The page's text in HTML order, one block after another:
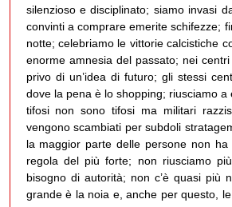
silenzioso e disciplinato; siamo invasi
convinti a comprare emerite schifezze;
notte; celebriamo le vittorie calcistiche
enorme amnesia del passato; nei
privo di un’idea di futuro; gli stessi
dove la pena è lo shopping; riusciamo
tifosi non sono tifosi ma militari
vengono scambiati per subdoli
la maggior parte delle persone non
regola del più forte; non riusciamo
bisogno di autorità; non c’è quasi più
grande è la noia e, anche per questo,